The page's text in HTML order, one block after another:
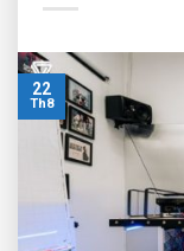
22
Th8